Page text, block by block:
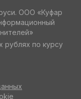
ООО «Куфар
рублях по курсу